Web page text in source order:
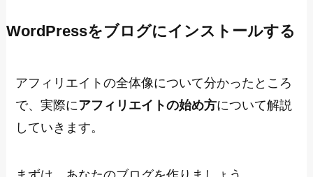
WordPressをブログにインストールする
アフィリエイトの全体像について分かったところ
で、実際にアフィリエイトの始め方について解説
していきます。